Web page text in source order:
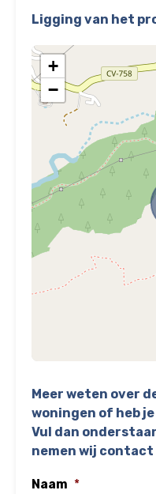
Ligging van het
+
−
Meer weten over
woningen of heb
Vul dan
nemen wij contact
Naam *